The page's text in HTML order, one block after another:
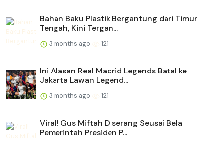
Bahan Baku Plastik Bergantung dari Timur
Tengah, Kini Tergan...
3 months ago 121
Ini Alasan Real Madrid Legends Batal ke
Jakarta Lawan Legend...
3 months ago 121
Viral! Gus Miftah Diserang Seusai Bela
Pemerintah Presiden P...